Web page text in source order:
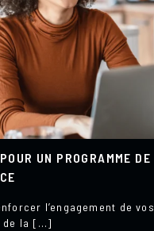
UN PROGRAMME DE
l’engagement de vos
de la […]